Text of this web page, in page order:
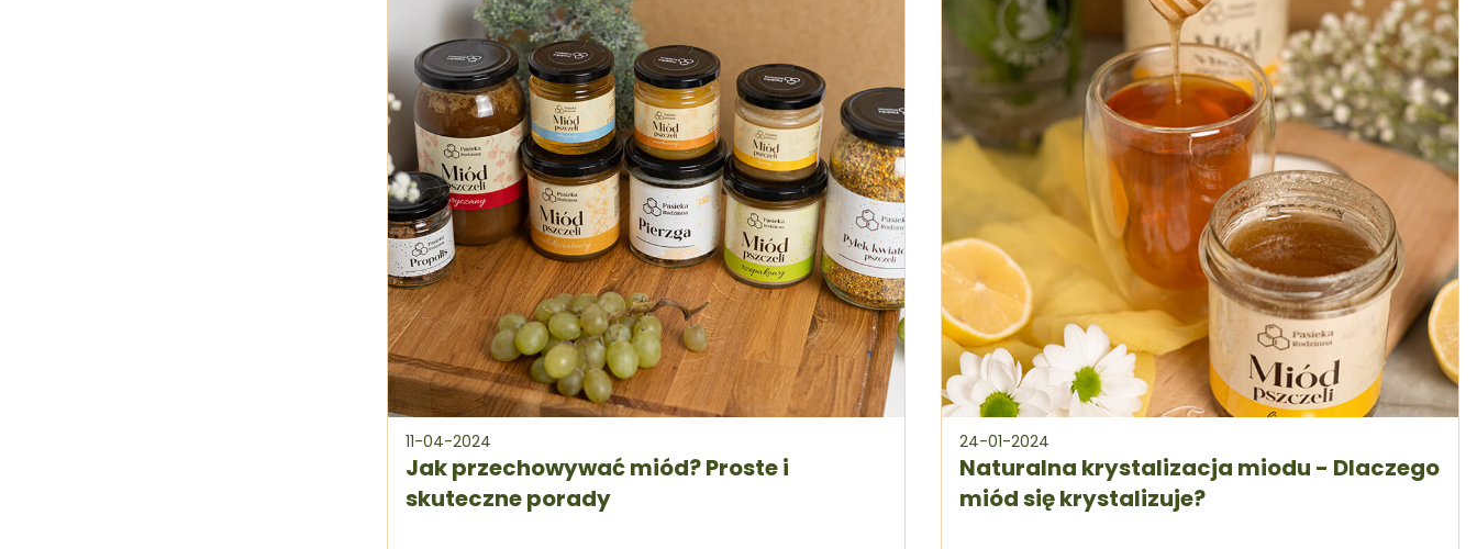
11-04-2024
Jak przechowywać miód? Proste i
skuteczne porady
24-01-2024
Naturalna krystalizacja miodu - Dlaczego
miód się krystalizuje?